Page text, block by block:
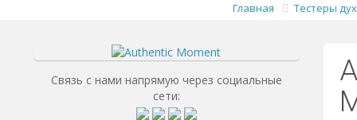
Главная Тестеры
Связь с нами напрямую через социальные
сети: